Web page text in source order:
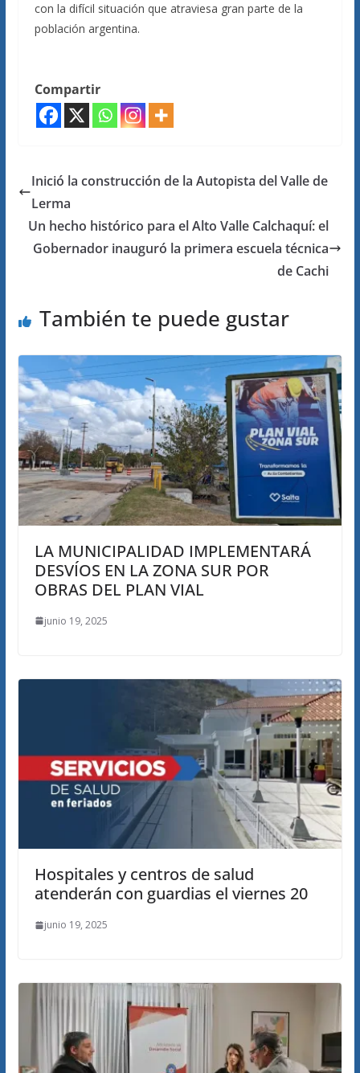
con la difícil situación que atraviesa gran parte de la
población argentina.
Compartir
Inició la construcción de la Autopista del Valle de
Lerma
Un hecho histórico para el Alto Valle Calchaquí: el
Gobernador inauguró la primera escuela técnica
de Cachi
También te puede gustar
LA MUNICIPALIDAD IMPLEMENTARÁ
DESVÍOS EN LA ZONA SUR POR
OBRAS DEL PLAN VIAL
junio 19, 2025
Hospitales y centros de salud
atenderán con guardias el viernes 20
junio 19, 2025